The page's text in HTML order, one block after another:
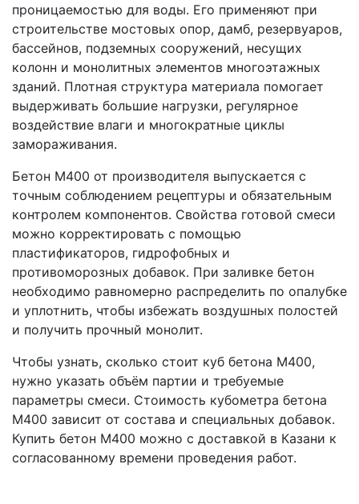
проницаемостью для воды. Его применяют при
строительстве мостовых опор, дамб, резервуаров,
бассейнов, подземных сооружений, несущих
колонн и монолитных элементов многоэтажных
зданий. Плотная структура материала помогает
выдерживать большие нагрузки, регулярное
воздействие влаги и многократные циклы
замораживания.
Бетон М400 от производителя выпускается с
точным соблюдением рецептуры и обязательным
контролем компонентов. Свойства готовой смеси
можно корректировать с помощью
пластификаторов, гидрофобных и
противоморозных добавок. При заливке бетон
необходимо равномерно распределить по опалубке
и уплотнить, чтобы избежать воздушных полостей
и получить прочный монолит.
Чтобы узнать, сколько стоит куб бетона М400,
нужно указать объём партии и требуемые
параметры смеси. Стоимость кубометра бетона
М400 зависит от состава и специальных добавок.
Купить бетон М400 можно с доставкой в Казани к
согласованному времени проведения работ.